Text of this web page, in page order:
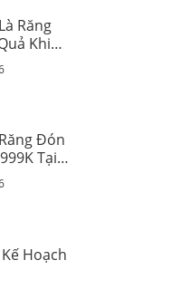
Răng
Khi
6
Đón
Tại
Hoạch